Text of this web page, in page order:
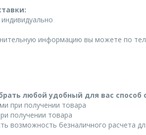
информацию вы можете по
любой удобный для вас способ
при получении товара
получении товара
возможность безналичного расчета